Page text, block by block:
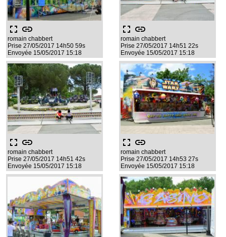
fullscreen link
romain chabbert
Prise 27/05/2017 14h50 59s
Envoyée 15/05/2017 15:18
fullscreen link
romain chabbert
Prise 27/05/2017 14h51 22s
Envoyée 15/05/2017 15:18
fullscreen link
romain chabbert
Prise 27/05/2017 14h51 42s
Envoyée 15/05/2017 15:18
fullscreen link
romain chabbert
Prise 27/05/2017 14h53 27s
Envoyée 15/05/2017 15:18